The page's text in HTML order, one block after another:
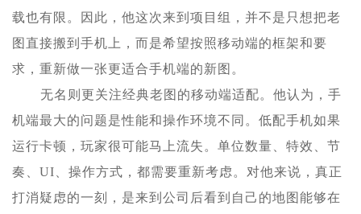
载也有限。因此，他这次来到项目组，并不是只想把老
图直接搬到手机上，而是希望按照移动端的框架和要
求，重新做一张更适合手机端的新图。
无名则更关注经典老图的移动端适配。他认为，手
机端最大的问题是性能和操作环境不同。低配手机如果
运行卡顿，玩家很可能马上流失。单位数量、特效、节
奏、UI、操作方式，都需要重新考虑。对他来说，真正
打消疑虑的一刻，是来到公司后看到自己的地图能够在